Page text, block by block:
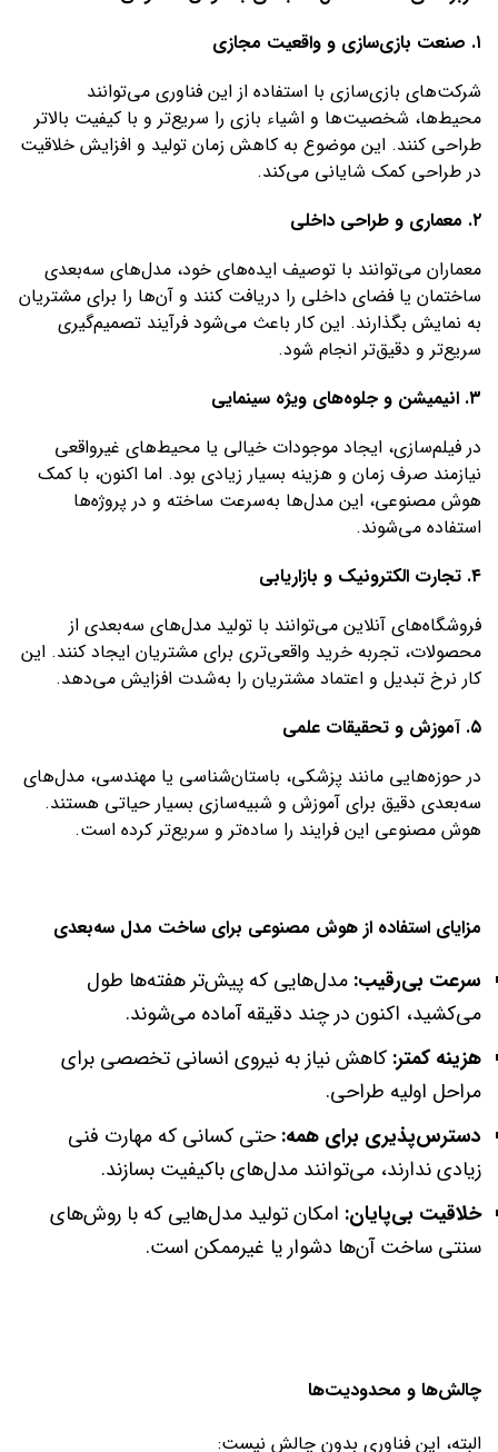
۱. صنعت بازی‌سازی و واقعیت مجازی
شرکت‌های بازی‌سازی با استفاده از این فناوری می‌توانند
محیط‌ها، شخصیت‌ها و اشیاء بازی را سریع‌تر و با کیفیت بالاتر
طراحی کنند. این موضوع به کاهش زمان تولید و افزایش خلاقیت
در طراحی کمک شایانی می‌کند.
۲. معماری و طراحی داخلی
معماران می‌توانند با توصیف ایده‌های خود، مدل‌های سه‌بعدی
ساختمان یا فضای داخلی را دریافت کنند و آن‌ها را برای مشتریان
به نمایش بگذارند. این کار باعث می‌شود فرآیند تصمیم‌گیری
سریع‌تر و دقیق‌تر انجام شود.
۳. انیمیشن و جلوه‌های ویژه سینمایی
در فیلم‌سازی، ایجاد موجودات خیالی یا محیط‌های غیرواقعی
نیازمند صرف زمان و هزینه بسیار زیادی بود. اما اکنون، با کمک
هوش مصنوعی، این مدل‌ها به‌سرعت ساخته و در پروژه‌ها
استفاده می‌شوند.
۴. تجارت الکترونیک و بازاریابی
فروشگاه‌های آنلاین می‌توانند با تولید مدل‌های سه‌بعدی از
محصولات، تجربه خرید واقعی‌تری برای مشتریان ایجاد کنند. این
کار نرخ تبدیل و اعتماد مشتریان را به‌شدت افزایش می‌دهد.
۵. آموزش و تحقیقات علمی
در حوزه‌هایی مانند پزشکی، باستان‌شناسی یا مهندسی، مدل‌های
سه‌بعدی دقیق برای آموزش و شبیه‌سازی بسیار حیاتی هستند.
هوش مصنوعی این فرایند را ساده‌تر و سریع‌تر کرده است.
مزایای استفاده از هوش مصنوعی برای ساخت مدل سه‌بعدی
سرعت بی‌رقیب: مدل‌هایی که پیش‌تر هفته‌ها طول
می‌کشید، اکنون در چند دقیقه آماده می‌شوند.
هزینه کمتر: کاهش نیاز به نیروی انسانی تخصصی برای
مراحل اولیه طراحی.
دسترس‌پذیری برای همه:حتی کسانی که مهارت فنی
زیادی ندارند، می‌توانند مدل‌های باکیفیت بسازند.
خلاقیت بی‌پایان: امکان تولید مدل‌هایی که با روش‌های
سنتی ساخت آن‌ها دشوار یا غیرممکن است.
چالش‌ها و محدودیت‌ها
البته، این فناوری بدون چالش نیست: